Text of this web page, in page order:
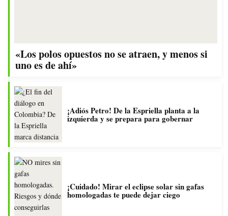
«Los polos opuestos no se atraen, y menos si
uno es de ahí»
¡Adiós Petro! De la Espriella planta a la
izquierda y se prepara para gobernar
¡Cuidado! Mirar el eclipse solar sin gafas
homologadas te puede dejar ciego